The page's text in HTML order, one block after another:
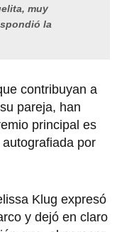
muy
la
contribuyan a
pareja, han
principal es
por
Klug expresó
y dejó en claro